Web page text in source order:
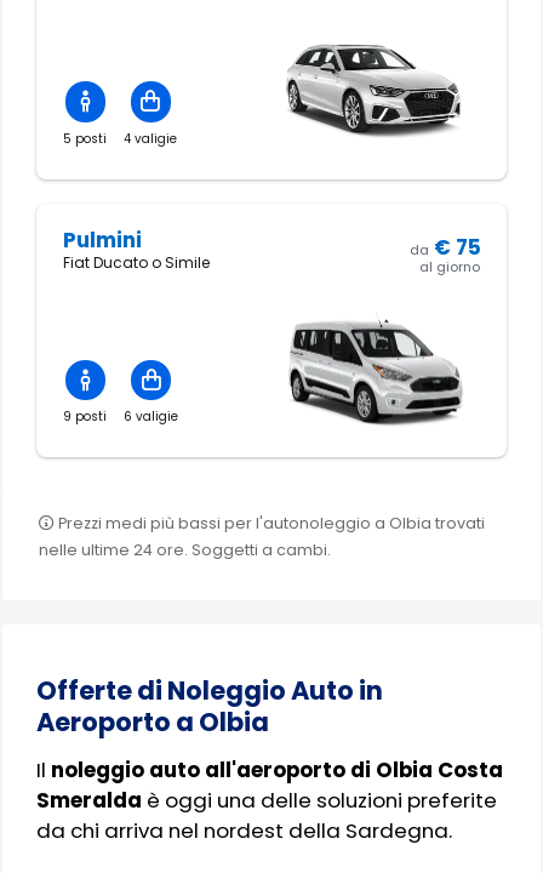
5 posti 4 valigie
Pulmini
Fiat Ducato o Simile
9 posti 6 valigie
da € 75
al giorno
Prezzi medi più bassi per l'autonoleggio a Olbia trovati
nelle ultime 24 ore. Soggetti a cambi.
Offerte di Noleggio Auto in
Aeroporto a Olbia
Il noleggio auto all'aeroporto di Olbia Costa
Smeralda è oggi una delle soluzioni preferite
da chi arriva nel nordest della Sardegna.